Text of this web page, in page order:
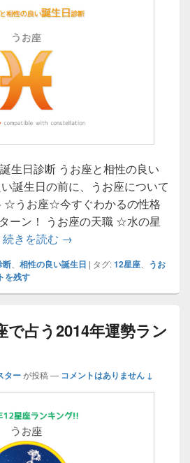
生日診断 うお座と相性の良い
誕生日の前に、うお座について
☆うお座☆今すぐわかるの性格
ーン！ うお座の天職 ☆水の星
続きを読む うお座と相性の良い誕
→
断 相性の良い誕生日 | タグ:12星座
うお
を残す
で占う2014年運勢ラン
ターが投稿 — コメントはありません ↓